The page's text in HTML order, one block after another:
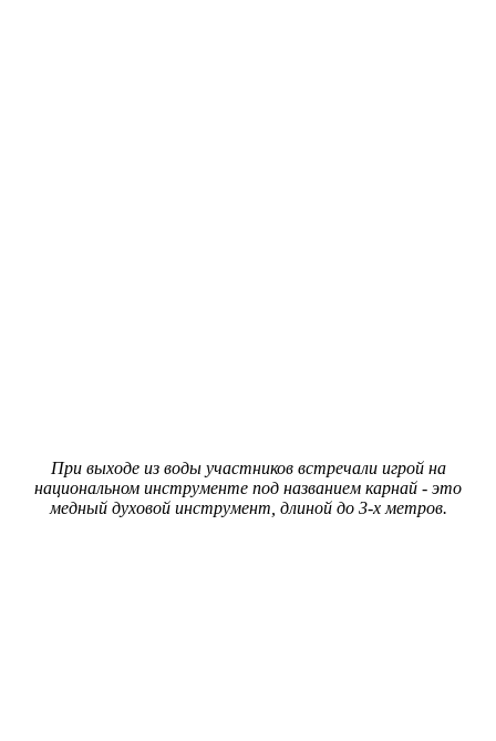
При выходе из воды участников встречали игрой на
национальном инструменте под названием карнай - это
медный духовой инструмент, длиной до 3-х метров.